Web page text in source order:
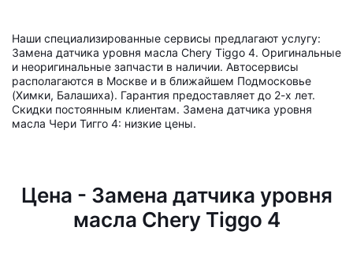
Наши специализированные сервисы предлагают услугу:
Замена датчика уровня масла Chery Tiggo 4. Оригинальные
и неоригинальные запчасти в наличии. Автосервисы
располагаются в Москве и в ближайшем Подмосковье
(Химки, Балашиха). Гарантия предоставляет до 2-х лет.
Скидки постоянным клиентам. Замена датчика уровня
масла Чери Тигго 4: низкие цены.
Цена - Замена датчика уровня
масла Chery Tiggo 4